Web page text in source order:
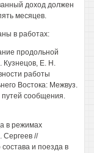
доход должен
месяцев.
в работах:
продольной
Кузнецов, Е. Н.
работы
Востока: Межвуз.
путей сообщения.
в режимах
Сергеев //
и поезда в